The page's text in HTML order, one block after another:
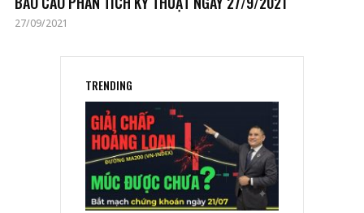
27/09/2021
TRENDING